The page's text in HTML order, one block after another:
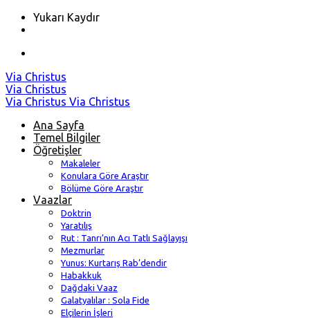
Yukarı Kaydır
Skip
to
content
Via Christus
Via Christus
Via Christus Via Christus
Ana Sayfa
Temel Bilgiler
Öğretişler
Makaleler
Konulara Göre Araştır
Bölüme Göre Araştır
Vaazlar
Doktrin
Yaratılış
Rut : Tanrı’nın Acı Tatlı Sağlayışı
Mezmurlar
Yunus: Kurtarış Rab’dendir
Habakkuk
Dağdaki Vaaz
Galatyalılar : Sola Fide
Elçilerin İşleri